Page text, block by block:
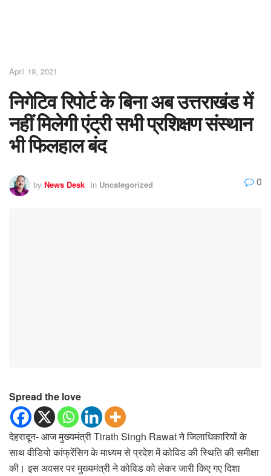
April 19, 2021
निगेटिव रिपोर्ट के बिना अब उत्तराखंड में
नहीं मिलेगी एंट्री सभी प्रशिक्षण संस्थान
भी फिलहाल बंद
by News Desk in Uncategorized 0
Spread the love
देहरादून- आज मुख्यमंत्री Tirath Singh Rawat ने जिलाधिकारियों के
साथ वीडियो कांफ्रेंसिग के माध्यम से प्रदेश में कोविड की स्थिति की समीक्षा
की। इस अवसर पर मुख्यमंत्री ने कोविड को लेकर जारी किए गए दिशा